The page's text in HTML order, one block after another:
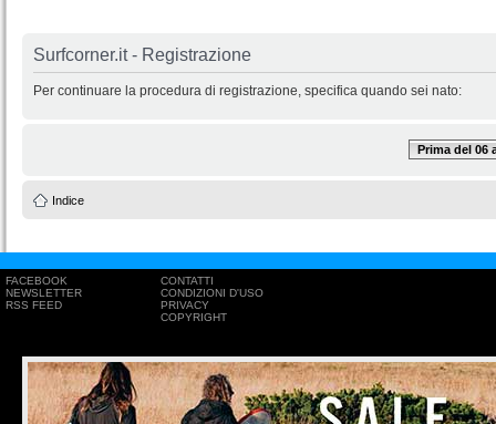
Surfcorner.it - Registrazione
Per continuare la procedura di registrazione, specifica quando sei nato:
Prima del 06
Indice
FACEBOOK
NEWSLETTER
RSS FEED
CONTATTI
CONDIZIONI D'USO
PRIVACY
COPYRIGHT